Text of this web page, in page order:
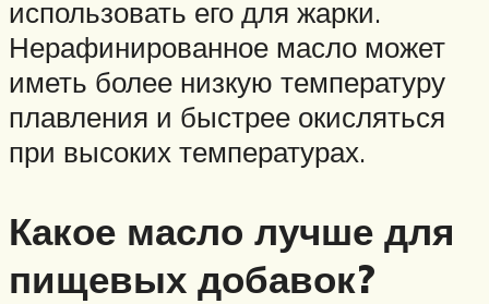
использовать его для жарки.
Нерафинированное масло может
иметь более низкую температуру
плавления и быстрее окисляться
при высоких температурах.
Какое масло лучше для
пищевых добавок?